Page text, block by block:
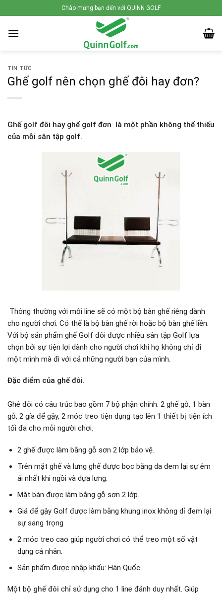
to
content
Chào mừng bạn đến với QUINN GOLF
TIN TỨC
Ghế golf nên chọn ghế đôi hay đơn?
Ghế golf đôi hay ghế golf đơn là một phần không thể thiếu
của mỗi sân tập golf.
Thông thường với mỗi line sẽ có một bộ bàn ghế riêng dành
cho người chơi. Có thể là bộ bàn ghế rời hoặc bộ bàn ghế liền.
Với bộ sản phẩm ghế Golf đôi được nhiều sân tập Golf lựa
chọn bởi sự tiện lợi dành cho người chơi khi họ không chỉ đi
một mình mà đi với cả những người bạn của mình.
Đặc điểm của ghế đôi.
Ghê đôi có câu trúc bao gồm 7 bộ phận chính: 2 ghế gỗ, 1 bàn
gỗ, 2 gía để gậy, 2 móc treo tiện dụng tạo lên 1 thiết bị tiện ích
tối đa cho mỗi người chơi.
2 ghế được làm bằng gỗ sơn 2 lớp bảo vệ.
Trên mặt ghế và lưng ghế được bọc bằng da đem lại sự êm
ái nhất khi ngồi và dựa lưng.
Mặt bàn được làm bằng gỗ sơn 2 lớp.
Giá để gậy Golf được làm bằng khung inox không dỉ đem lại
sự sang trọng
2 móc treo cao giúp người chơi có thể treo một số vật
dụng cá nhân.
Sản phẩm được nhập khẩu: Hàn Quốc.
Một bộ ghế đôi chỉ sử dụng cho 1 line đánh duy nhất. Giúp